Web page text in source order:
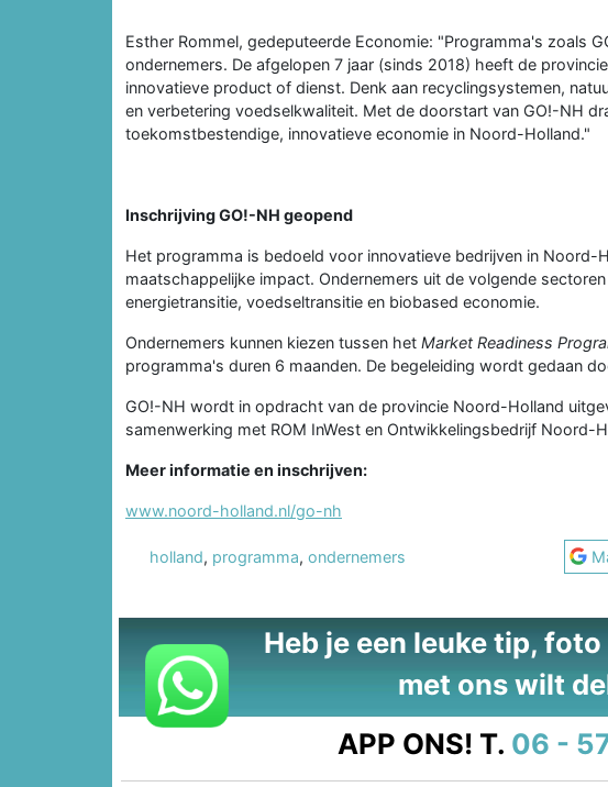
Esther Rommel, gedeputeerde Economie: "Programma's zoals
ondernemers. De afgelopen 7 jaar (sinds 2018) heeft de
innovatieve product of dienst. Denk aan recyclingsystemen,
en verbetering voedselkwaliteit. Met de doorstart van GO!-NH
toekomstbestendige, innovatieve economie in Noord-Holland."
Inschrijving GO!-NH geopend
Het programma is bedoeld voor innovatieve bedrijven in Noord-
maatschappelijke impact. Ondernemers uit de volgende
energietransitie, voedseltransitie en biobased economie.
Ondernemers kunnen kiezen tussen het Market Readiness
programma's duren 6 maanden. De begeleiding wordt gedaan
GO!-NH wordt in opdracht van de provincie Noord-Holland
samenwerking met ROM InWest en Ontwikkelingsbedrijf Noord-
Meer informatie en inschrijven:
www.noord-holland.nl/go-nh
holland, programma, ondernemers
Heb je een leuke tip,
met ons wilt
APP ONS! T. 06 -